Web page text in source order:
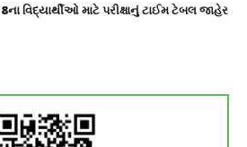
વિદ્યાર્થીઓ માટે પરીક્ષાનું ટાઈમ ટેબલ જાહેર